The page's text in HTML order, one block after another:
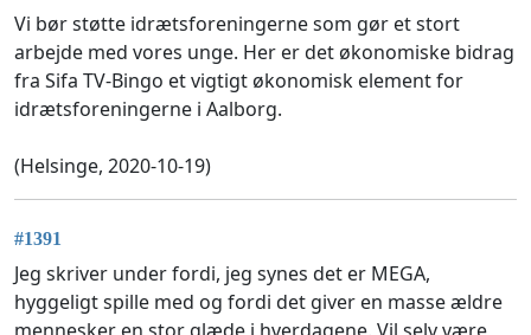
Vi bør støtte idrætsforeningerne som gør et stort
arbejde med vores unge. Her er det økonomiske bidrag
fra Sifa TV-Bingo et vigtigt økonomisk element for
idrætsforeningerne i Aalborg.
(Helsinge, 2020-10-19)
#1391
Jeg skriver under fordi, jeg synes det er MEGA,
hyggeligt spille med og fordi det giver en masse ældre